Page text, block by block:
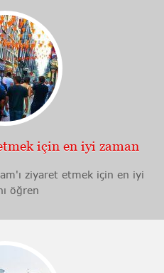
için en iyi zaman
ziyaret etmek için en iyi
öğren